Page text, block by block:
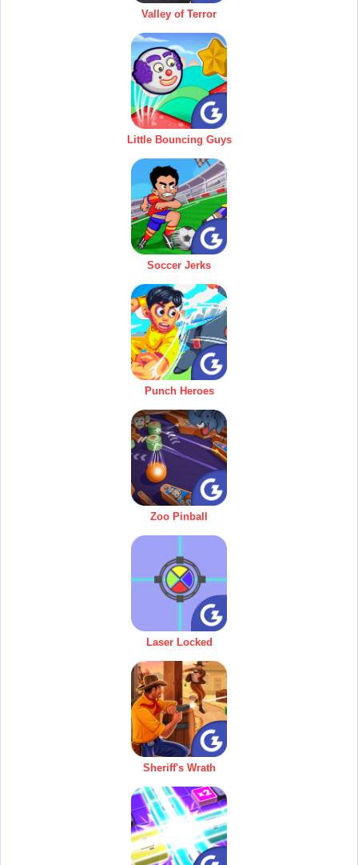
Valley of Terror
Little Bouncing Guys
Soccer Jerks
Punch Heroes
Zoo Pinball
Laser Locked
Sheriff's Wrath